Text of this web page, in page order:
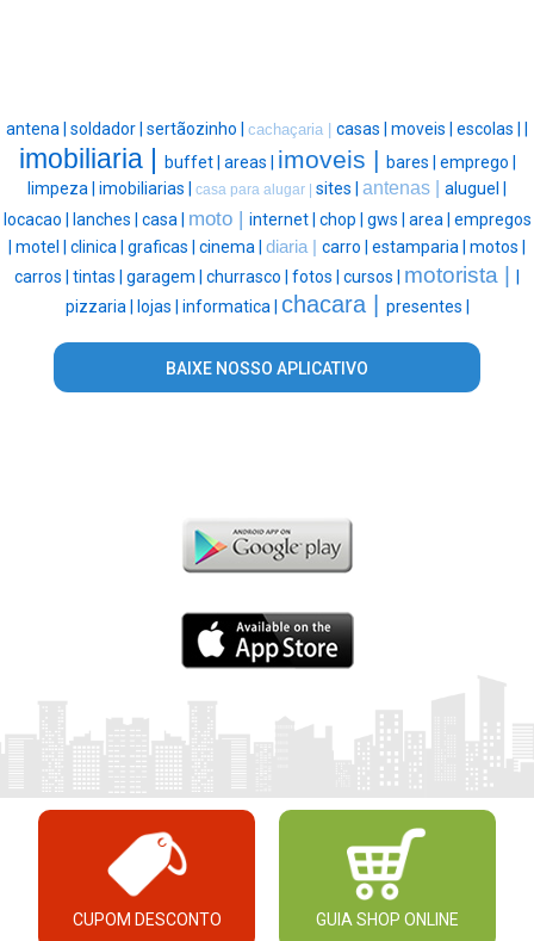
antena | soldador | sertãozinho | cachaçaria | casas | moveis | escolas | |
imobiliaria | buffet | areas | imoveis | bares | emprego |
limpeza | imobiliarias | casa para alugar | sites | antenas | aluguel |
locacao | lanches | casa | moto | internet | chop | gws | area | empregos
| motel | clinica | graficas | cinema | diaria | carro | estamparia | motos |
carros | tintas | garagem | churrasco | fotos | cursos | motorista | |
pizzaria | lojas | informatica | chacara | presentes |
BAIXE NOSSO APLICATIVO
CUPOM DESCONTO GUIA SHOP ONLINE